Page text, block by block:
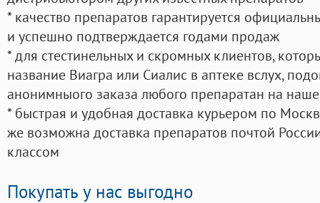
* качество препаратов гарантируется
и успешно подтверждается годами продаж
* для стестинельных и скромных клиентов,
название Виагра или Сиалис в аптеке вслух,
анонимныого заказа любого препаратан на
* быстрая и удобная доставка курьером по
же возможна доставка препаратов почтой
классом
Покупать у нас выгодно